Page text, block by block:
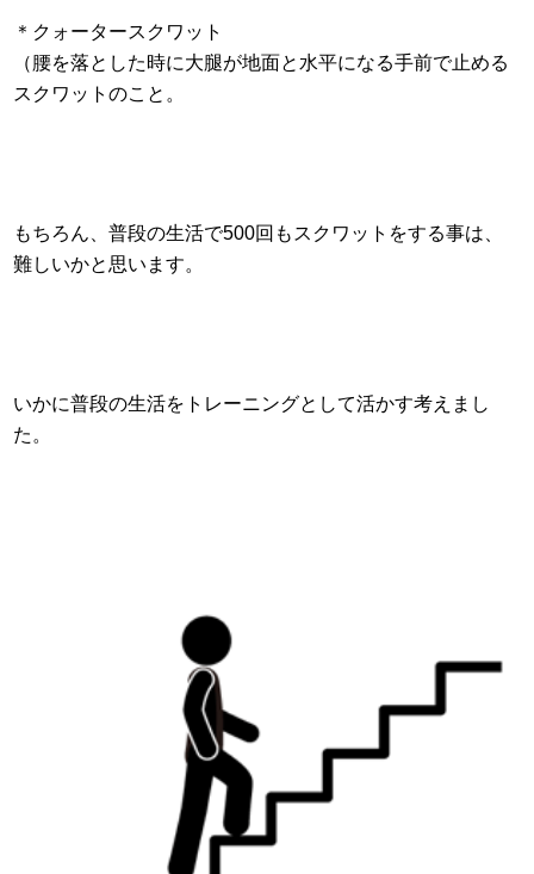
＊クォータースクワット
（腰を落とした時に大腿が地面と水平になる手前で止める
スクワットのこと。
もちろん、普段の生活で500回もスクワットをする事は、
難しいかと思います。
いかに普段の生活をトレーニングとして活かす考えまし
た。